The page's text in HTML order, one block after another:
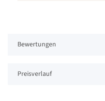
Bewertungen
Preisverlauf